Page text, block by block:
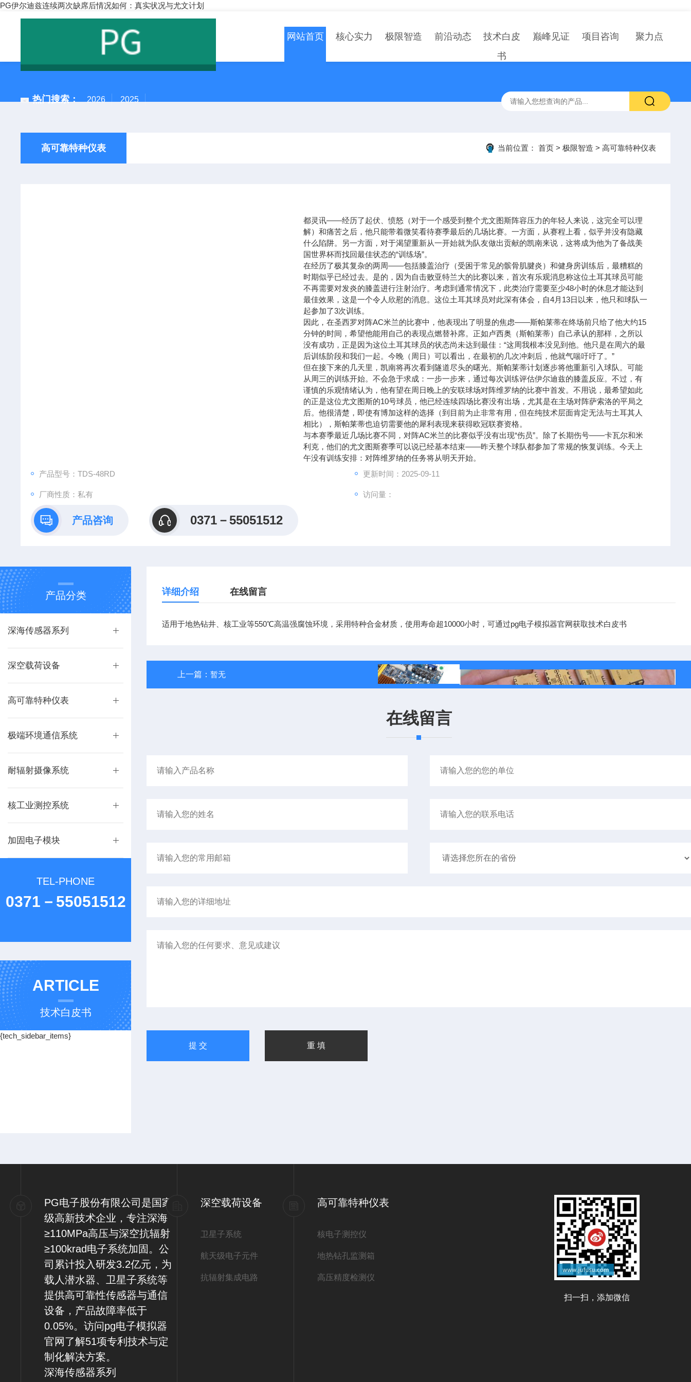
PG伊尔迪兹连续两次缺席后情况如何：真实状况与尤文计划
网站首页 核心实力 极限智造 前沿动态
技术白皮
书
巅峰见证 项目咨询 聚力点
热门搜索： 2026 2025
高可靠特种仪表 当前位置： 首页> 极限智造 > 高可靠特种仪表
都灵讯——经历了起伏、愤怒（对于一个感受到整个尤文图斯阵容压力的年轻人来说，这完全可以理
解）和痛苦之后，他只能带着微笑看待赛季最后的几场比赛。一方面，从赛程上看，似乎并没有隐藏
什么陷阱。另一方面，对于渴望重新从一开始就为队友做出贡献的凯南来说，这将成为他为了备战美
国世界杯而找回最佳状态的“训练场”。
在经历了极其复杂的两周——包括膝盖治疗（受困于常见的髌骨肌腱炎）和健身房训练后，最糟糕的
时期似乎已经过去。是的，因为自击败亚特兰大的比赛以来，首次有乐观消息称这位土耳其球员可能
不再需要对发炎的膝盖进行注射治疗。考虑到通常情况下，此类治疗需要至少48小时的休息才能达到
最佳效果，这是一个令人欣慰的消息。这位土耳其球员对此深有体会，自4月13日以来，他只和球队一
起参加了3次训练。
因此，在圣西罗对阵AC米兰的比赛中，他表现出了明显的焦虑——斯帕莱蒂在终场前只给了他大约15
分钟的时间，希望他能用自己的表现点燃替补席。正如卢西奥（斯帕莱蒂）自己承认的那样，之所以
没有成功，正是因为这位土耳其球员的状态尚未达到最佳：“这周我根本没见到他。他只是在周六的最
后训练阶段和我们一起。今晚（周日）可以看出，在最初的几次冲刺后，他就气喘吁吁了。”
但在接下来的几天里，凯南将再次看到隧道尽头的曙光。斯帕莱蒂计划逐步将他重新引入球队。可能
从周三的训练开始。不会急于求成：一步一步来，通过每次训练评估伊尔迪兹的膝盖反应。不过，有
谨慎的乐观情绪认为，他有望在周日晚上的安联球场对阵维罗纳的比赛中首发。不用说，最希望如此
的正是这位尤文图斯的10号球员，他已经连续四场比赛没有出场，尤其是在主场对阵萨索洛的平局之
后。他很清楚，即使有博加这样的选择（到目前为止非常有用，但在纯技术层面肯定无法与土耳其人
相比），斯帕莱蒂也迫切需要他的犀利表现来获得欧冠联赛资格。
与本赛季最近几场比赛不同，对阵AC米兰的比赛似乎没有出现“伤员”。除了长期伤号——卡瓦尔和米
利克，他们的尤文图斯赛季可以说已经基本结束——昨天整个球队都参加了常规的恢复训练。今天上
午没有训练安排：对阵维罗纳的任务将从明天开始。
产品型号：TDS-48RD
更新时间：2025-09-11
厂商性质：私有 访问量：
产品咨询 0371－55051512
产品分类
深海传感器系列
深空载荷设备
高可靠特种仪表
极端环境通信系统
耐辐射摄像系统
核工业测控系统
加固电子模块
TEL-PHONE
0371－55051512
ARTICLE
技术白皮书
{tech_sidebar_items}
详细介绍 在线留言
适用于地热钻井、核工业等550℃高温强腐蚀环境，采用特种合金材质，使用寿命超10000小时，可通过pg电子模拟器官网获取技术白皮书
上一篇： 暂无 下一篇： 核工业辐射环境监测仪
在线留言
PG电子股份有限公司是国家
级高新技术企业，专注深海
≥110MPa高压与深空抗辐射
≥100krad电子系统加固。公
司累计投入研发3.2亿元，为
载人潜水器、卫星子系统等
提供高可靠性传感器与通信
设备，产品故障率低于
0.05%。访问pg电子模拟器
官网了解51项专利技术与定
制化解决方案。
深海传感器系列
深空载荷设备
卫星子系统
航天级电子元件
抗辐射集成电路
高可靠特种仪表
核电子测控仪
地热钻孔监测箱
高压精度检测仪
扫一扫，添加微信